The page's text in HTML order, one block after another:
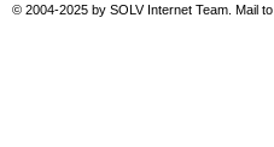
© 2004-2025 by SOLV Internet Team. Mail to